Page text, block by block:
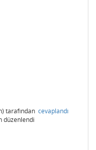
tarafından cevaplandı
düzenlendi